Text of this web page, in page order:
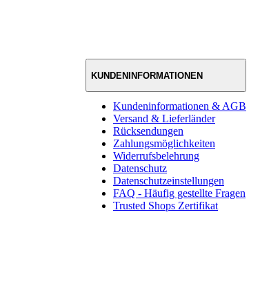
KUNDENINFORMATIONEN
Kundeninformationen & AGB
Versand & Lieferländer
Rücksendungen
Zahlungsmöglichkeiten
Widerrufsbelehrung
Datenschutz
Datenschutzeinstellungen
FAQ - Häufig gestellte Fragen
Trusted Shops Zertifikat